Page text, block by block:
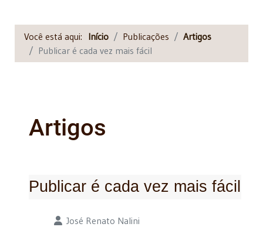
Você está aqui: Início Publicações
Artigos
Publicar é cada vez mais fácil
Artigos
Publicar é cada vez mais fácil
Detalhes José Renato Nalini